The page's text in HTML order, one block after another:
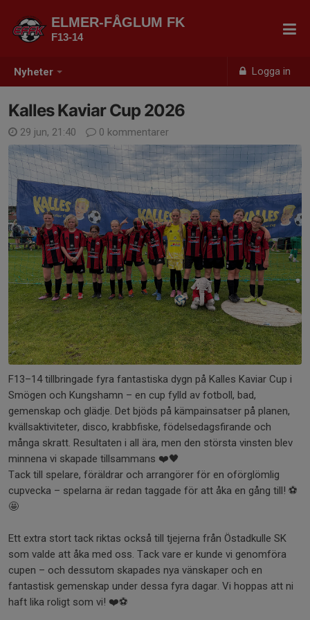
Nyheter Logga in
ELMER-FÅGLUM FK
F13-14
Kalles Kaviar Cup 2026
29 jun, 21:40 0 kommentarer
F13–14 tillbringade fyra fantastiska dygn på Kalles Kaviar Cup i
Smögen och Kungshamn – en cup fylld av fotboll, bad,
gemenskap och glädje. Det bjöds på kämpainsatser på planen,
kvällsaktiviteter, disco, krabbfiske, födelsedagsfirande och
många skratt. Resultaten i all ära, men den största vinsten blev
minnena vi skapade tillsammans ❤️🖤
Tack till spelare, föräldrar och arrangörer för en oförglömlig
cupvecka – spelarna är redan taggade för att åka en gång till! ⚽️
🤩
Ett extra stort tack riktas också till tjejerna från Östadkulle SK
som valde att åka med oss. Tack vare er kunde vi genomföra
cupen – och dessutom skapades nya vänskaper och en
fantastisk gemenskap under dessa fyra dagar. Vi hoppas att ni
haft lika roligt som vi! ❤️⚽️